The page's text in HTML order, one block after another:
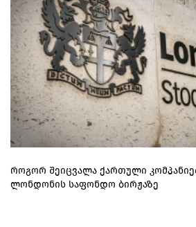
როგორ შეიცვალა ქართული
ლონდონის საფონდო ბირჟაზე